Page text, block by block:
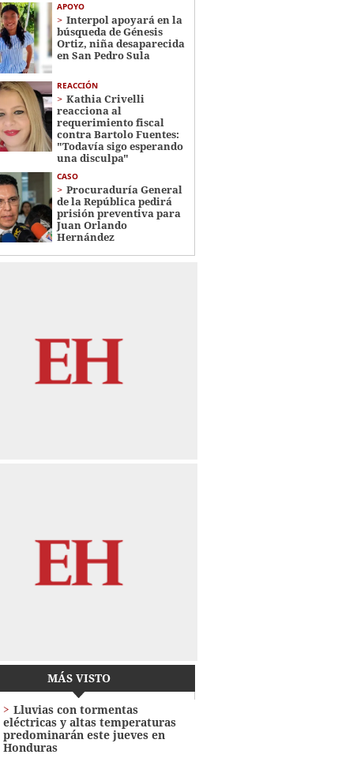
APOYO
Interpol apoyará en la
búsqueda de Génesis
Ortiz, niña desaparecida
en San Pedro Sula
REACCIÓN
Kathia Crivelli
reacciona al
requerimiento fiscal
contra Bartolo Fuentes:
"Todavía sigo esperando
una disculpa"
CASO
Procuraduría General
de la República pedirá
prisión preventiva para
Juan Orlando
Hernández
MÁS VISTO
Lluvias con tormentas
eléctricas y altas temperaturas
predominarán este jueves en
Honduras